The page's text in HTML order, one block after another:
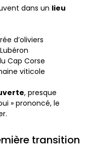
dans un lieu
d’oliviers
Cap Corse
viticole
, presque
» prononcé, le
transition